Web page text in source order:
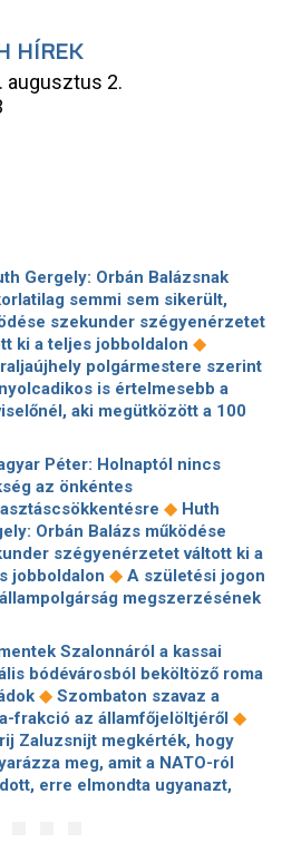
HÍREK
augusztus 2.
Gergely: Orbán Balázsnak
semmi sem sikerült,
szekunder szégyenérzetet
ki a teljes jobboldalon ◆
polgármestere szerint
is értelmesebb a
aki megütközött a 100
szerint Putyin pár éven
megtámadhat egy NATO-
◆ Vitézy Dávid
miért Mészárosék
nyerte a közbeszerzést
◆ Nagy cégek
kéri Szolnok
a 400 kirúgott
a Legfőbb Ügyészségen,
kerülnek új pozícióba◆Tarr
Zajlik a közmédia átvilágítása
László szerint butaság,
a Mol volt jogászára bízták a
koncesszió felülvizsgálatát
büntetés egy ismert magyar
Mindkét üzemanyag ára
Péter: Holnaptól nincs
az önkéntes
◆ Huth
Orbán Balázs működése
szégyenérzetet váltott ki a
jobboldalon ◆ A születési jogon
megszerzésének
Trump
◆ „Kevésen múlt a
– szintet léphetett az
hibrid hadviselés ◆
Vagyonkezelés közérdekből: mi
kekvák után? ◆ Térképen, ahogy
elérte Magyarország
a hidegfront ◆ A forintot is
az aszály ◆ Szombaton
a Tisza-frakció az
Szalonnáról a kassai
bódévárosból beköltöző roma
◆ Szombaton szavaz a
frakció az államfőjelöltjéről ◆
Zaluzsnijt megkérték, hogy
meg, amit a NATO-ról
erre elmondta ugyanazt,